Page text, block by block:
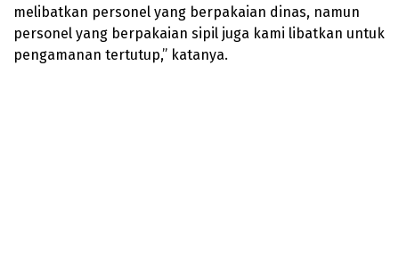
melibatkan personel yang berpakaian dinas, namun
personel yang berpakaian sipil juga kami libatkan untuk
pengamanan tertutup,” katanya.